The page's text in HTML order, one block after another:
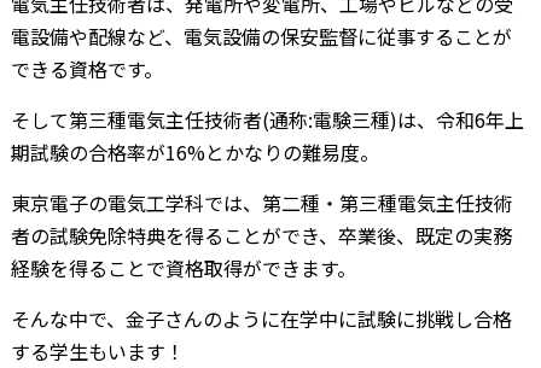
電設備や配線など、電気設備の保安監督に従事することが
できる資格です。
そして第三種電気主任技術者(通称:電験三種)は、令和6年上
期試験の合格率が16%とかなりの難易度。
東京電子の電気工学科では、第二種・第三種電気主任技術
者の試験免除特典を得ることができ、卒業後、既定の実務
経験を得ることで資格取得ができます。
そんな中で、金子さんのように在学中に試験に挑戦し合格
する学生もいます！